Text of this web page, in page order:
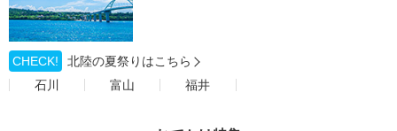
CHECK!
北陸の夏祭りはこちら
石川
富山 福井